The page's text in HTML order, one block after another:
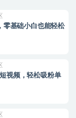
零基础小白也能轻松
视频，轻松吸粉单